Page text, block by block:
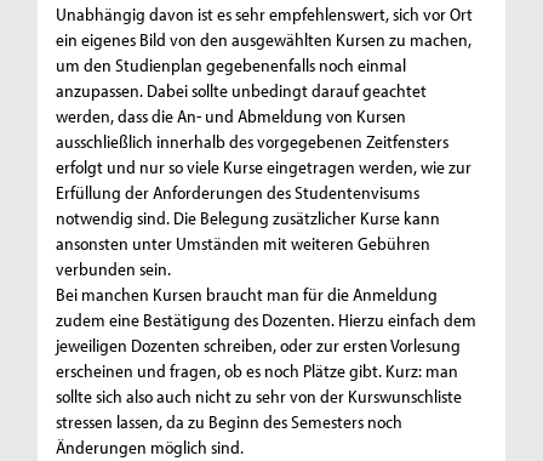
Unabhängig davon ist es sehr empfehlenswert, sich vor Ort
ein eigenes Bild von den ausgewählten Kursen zu machen,
um den Studienplan gegebenenfalls noch einmal
anzupassen. Dabei sollte unbedingt darauf geachtet
werden, dass die An- und Abmeldung von Kursen
ausschließlich innerhalb des vorgegebenen Zeitfensters
erfolgt und nur so viele Kurse eingetragen werden, wie zur
Erfüllung der Anforderungen des Studentenvisums
notwendig sind. Die Belegung zusätzlicher Kurse kann
ansonsten unter Umständen mit weiteren Gebühren
verbunden sein.
Bei manchen Kursen braucht man für die Anmeldung
zudem eine Bestätigung des Dozenten. Hierzu einfach dem
jeweiligen Dozenten schreiben, oder zur ersten Vorlesung
erscheinen und fragen, ob es noch Plätze gibt. Kurz: man
sollte sich also auch nicht zu sehr von der Kurswunschliste
stressen lassen, da zu Beginn des Semesters noch
Änderungen möglich sind.